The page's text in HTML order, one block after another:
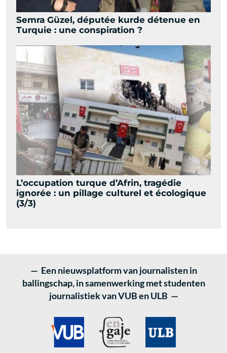
Semra Güzel, députée kurde détenue en
Turquie : une conspiration ?
L’occupation turque d’Afrin, tragédie
ignorée : un pillage culturel et écologique
(3/3)
— Een nieuwsplatform van journalisten in
ballingschap, in samenwerking met studenten
journalistiek van VUB en ULB —